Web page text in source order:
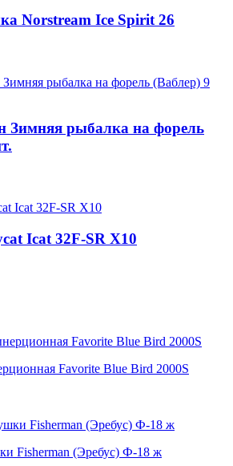
Norstream Ice Spirit 26
Зимняя рыбалка на форель
Icat 32F-SR X10
Favorite Blue Bird 2000S
Fisherman (Эребус) Ф-18 ж